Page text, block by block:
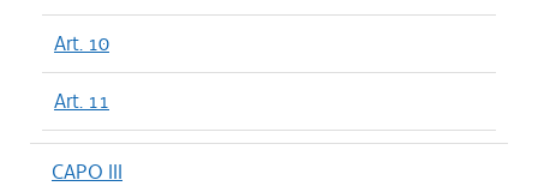
Art. 10
Art. 11
CAPO III